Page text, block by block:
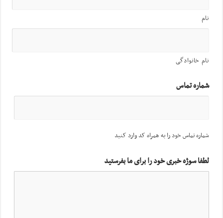
نام
نام خانوادگی
شماره تماس
شماره تماس خود را به همراه کد وارد کنید
لطفا سوژه خبری خود را برای ما بفرستید